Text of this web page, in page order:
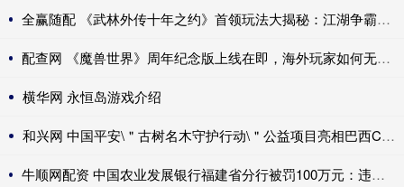
全赢随配 《武林外传十年之约》首领玩法大揭秘：江湖争霸，谁与争锋！
配查网 《魔兽世界》周年纪念版上线在即，海外玩家如何无卡顿低延迟畅玩？
横华网 永恒岛游戏介绍
和兴网 中国平安\＂古树名木守护行动\＂公益项目亮相巴西COP30
牛顺网配资 中国农业发展银行福建省分行被罚100万元：违反金融统计相关规定